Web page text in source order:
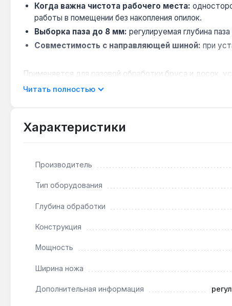
Когда важна чистота рабочего места:
работы в помещении без накопления опилок.
Выборка паза до 8 мм: регулируемая глубина
Совместимость с направляющей шиной: при
Применяется для разовой обработки бруса и досок,
Производство — Малайзия. Гарантия 2 года, доставка
Да — мощность 500 Вт и частота 19000 об/мин
зависит от твёрдости древесины: для мягких
Читать полностью
Характеристики
Производитель
Тип оборудования
Глубина обработки
Конструкция
Мощность
Ширина ножа
Дополнительная информация